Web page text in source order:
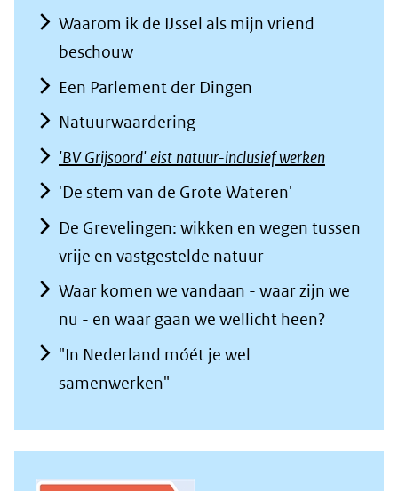
Waarom ik de IJssel als mijn vriend
beschouw
Een Parlement der Dingen
Natuurwaardering
'BV Grijsoord' eist natuur-inclusief werken
'De stem van de Grote Wateren'
De Grevelingen: wikken en wegen tussen
vrije en vastgestelde natuur
Waar komen we vandaan - waar zijn we
nu - en waar gaan we wellicht heen?
"In Nederland móét je wel
samenwerken"